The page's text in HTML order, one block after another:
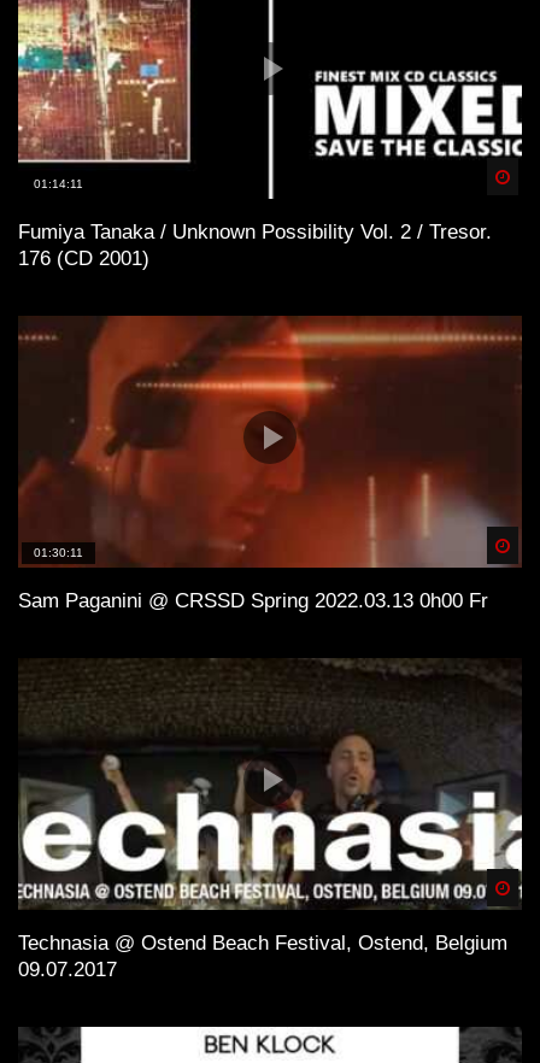
01:14:11
Fumiya Tanaka / Unknown Possibility Vol. 2 / Tresor.
176 (CD 2001)
01:30:11
Sam Paganini @ CRSSD Spring 2022.03.13 0h00 Fr
Technasia @ Ostend Beach Festival, Ostend, Belgium
09.07.2017